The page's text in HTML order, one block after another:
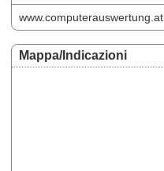
www.computerauswertung.at
Mappa/Indicazioni